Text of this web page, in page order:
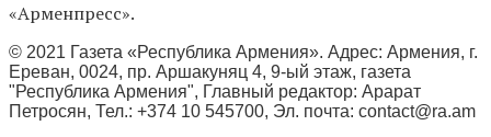
«Арменпресс».
© 2021 Газета «Республика Армения». Адрес: Армения, г.
Ереван, 0024, пр. Аршакуняц 4, 9-ый этаж, газета
"Республика Армения", Главный редактор: Арарат
Петросян, Тел.: +374 10 545700, Эл. почта: contact@ra.am